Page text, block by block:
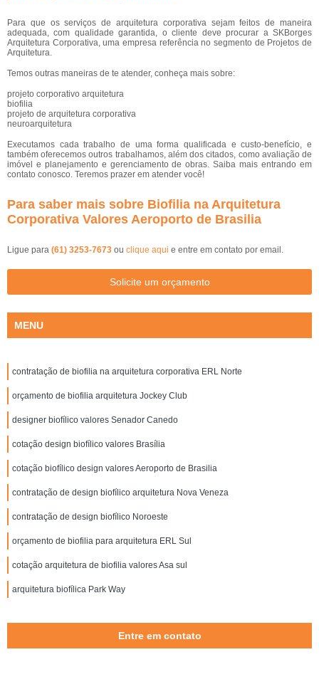
Para que os serviços de arquitetura corporativa sejam feitos de maneira
adequada, com qualidade garantida, o cliente deve procurar a SKBorges
Arquitetura Corporativa, uma empresa referência no segmento de Projetos de
Arquitetura.
Temos outras maneiras de te atender, conheça mais sobre:
projeto corporativo arquitetura
biofilia
projeto de arquitetura corporativa
neuroarquitetura
Executamos cada trabalho de uma forma qualificada e custo-benefício, e
também oferecemos outros trabalhamos, além dos citados, como avaliação de
imóvel e planejamento e gerenciamento de obras. Saiba mais entrando em
contato conosco. Teremos prazer em atender você!
Para saber mais sobre Biofilia na Arquitetura
Corporativa Valores Aeroporto de Brasilia
Ligue para (61) 3253-7673 ou clique aqui e entre em contato por email.
Solicite um orçamento
MENU
contratação de biofilia na arquitetura corporativa ERL Norte
orçamento de biofilia arquitetura Jockey Club
designer biofílico valores Senador Canedo
cotação design biofílico valores Brasília
cotação biofílico design valores Aeroporto de Brasilia
contratação de design biofílico arquitetura Nova Veneza
contratação de design biofílico Noroeste
orçamento de biofilia para arquitetura ERL Sul
cotação arquitetura de biofilia valores Asa sul
arquitetura biofílica Park Way
Entre em contato